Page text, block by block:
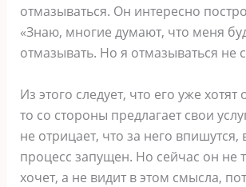
отмазываться. Он интересно
«Знаю, многие думают, что меня
отмазывать. Но я отмазываться не
Из этого следует, что его уже хотят
то со стороны предлагает свои
не отрицает, что за него впишутся,
процесс запущен. Но сейчас он не
хочет, а не видит в этом смысла,